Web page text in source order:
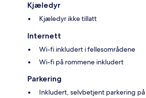
Kjæledyr
Kjæledyr ikke tillatt
Internett
Wi-fi inkludert i fellesområdene
Wi-fi på rommene inkludert
Parkering
Inkludert, selvbetjent parkering